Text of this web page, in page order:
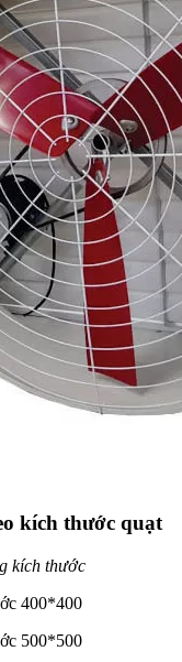
kích thước quạt
kích thước
400*400
500*500